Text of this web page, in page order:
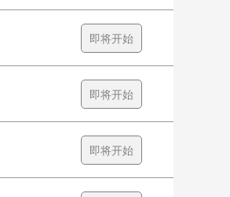
即将开始
即将开始
即将开始